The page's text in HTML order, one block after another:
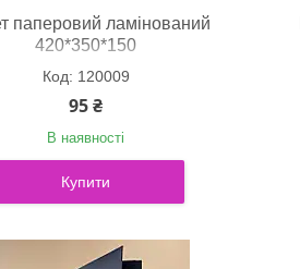
паперовий ламінований
420*350*150
120009
95 ₴
В наявності
Купити